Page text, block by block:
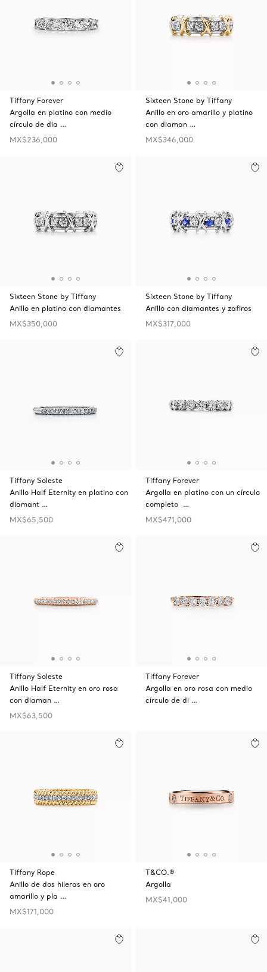
Tiffany Forever
Argolla en platino con medio
círculo de dia …
MX$236,000
Sixteen Stone by Tiffany
Anillo en oro amarillo y platino
con diaman …
MX$346,000
Sixteen Stone by Tiffany
Anillo en platino con diamantes
MX$350,000
Sixteen Stone by Tiffany
Anillo con diamantes y zafiros
MX$317,000
Tiffany Soleste
Anillo Half Eternity en platino con
diamant …
MX$65,500
Tiffany Forever
Argolla en platino con un círculo
completo …
MX$471,000
Tiffany Soleste
Anillo Half Eternity en oro rosa
con diaman …
MX$63,500
Tiffany Forever
Argolla en oro rosa con medio
círculo de di …
Tiffany Rope
Anillo de dos hileras en oro
amarillo y pla …
MX$171,000
T&CO.®
Argolla
MX$41,000